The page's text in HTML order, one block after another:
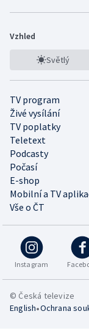
Vzhled
Světlý
TV program
Živé vysílání
TV poplatky
Teletext
Podcasty
Počasí
E-shop
Mobilní a TV
Vše o ČT
Instagram
© Česká televize
English•Ochrana